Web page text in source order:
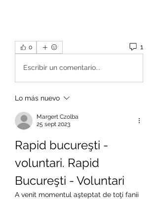
0 1
Escribir un comentario...
Lo más nuevo
Margert Czolba
25 sept 2023
Rapid bucureşti -
voluntari. Rapid
Bucureşti - Voluntari
A venit momentul aşteptat de toţi fanii